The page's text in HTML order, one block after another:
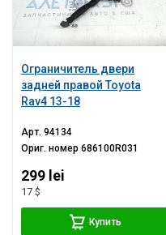
Ограничитель двери
задней правой Toyota
Rav4 13-18
Арт.94134
Ориг. номер686100R031
299 lei
17 $
Купить